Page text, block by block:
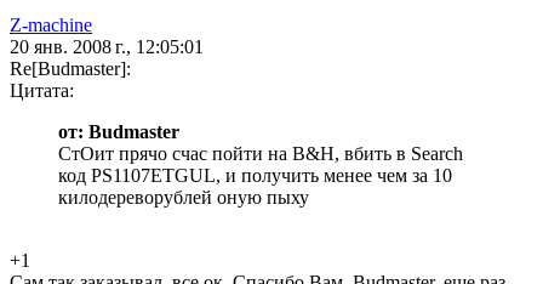
Z-machine
20 янв. 2008 г., 12:05:01
Re[Budmaster]:
Цитата:
от: Budmaster
СтОит прячо счас пойти на B&H, вбить в Search
код PS1107ETGUL, и получить менее чем за 10
килодереворублей оную пыху
+1